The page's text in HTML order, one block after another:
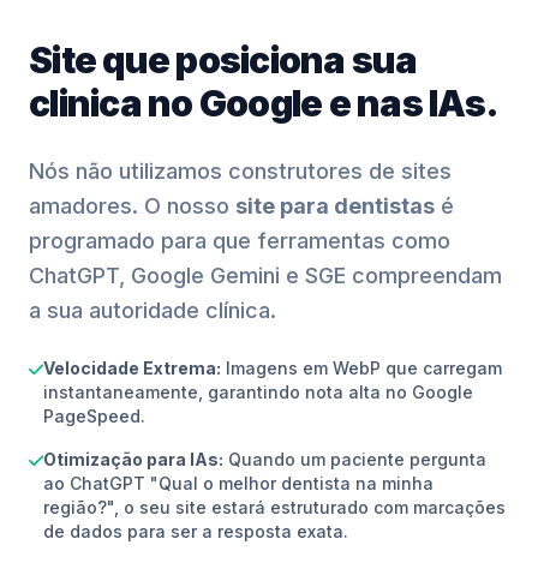
Site que posiciona sua
clinica no Google e nas IAs.
Nós não utilizamos construtores de sites
amadores. O nosso site para dentistas é
programado para que ferramentas como
ChatGPT, Google Gemini e SGE compreendam
a sua autoridade clínica.
Velocidade Extrema: Imagens em WebP que carregam
instantaneamente, garantindo nota alta no Google
PageSpeed.
Otimização para IAs: Quando um paciente pergunta
ao ChatGPT "Qual o melhor dentista na minha
região?", o seu site estará estruturado com marcações
de dados para ser a resposta exata.